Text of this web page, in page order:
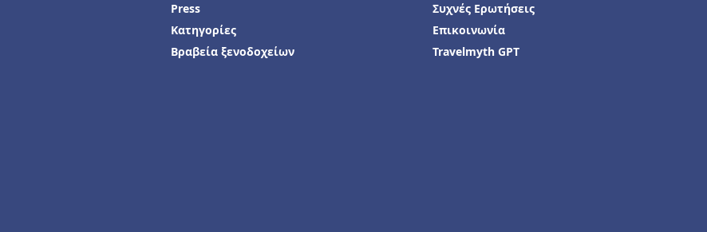
Press
Κατηγορίες
Βραβεία ξενοδοχείων
Συχνές Ερωτήσεις
Επικοινωνία
Travelmyth GPT